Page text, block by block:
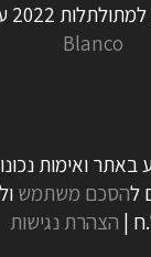
2022 עוצב ע"י
Blanco
ואימות
להסכם משתמש ול
| הצהרת נגישות